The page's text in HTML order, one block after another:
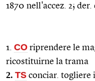
1870 nell'accez. 2; der.
1. CO riprendere le
ricostituirne la trama
2. TS conciar. togliere